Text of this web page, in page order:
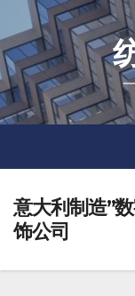
to
content
意大利制造”
饰公司